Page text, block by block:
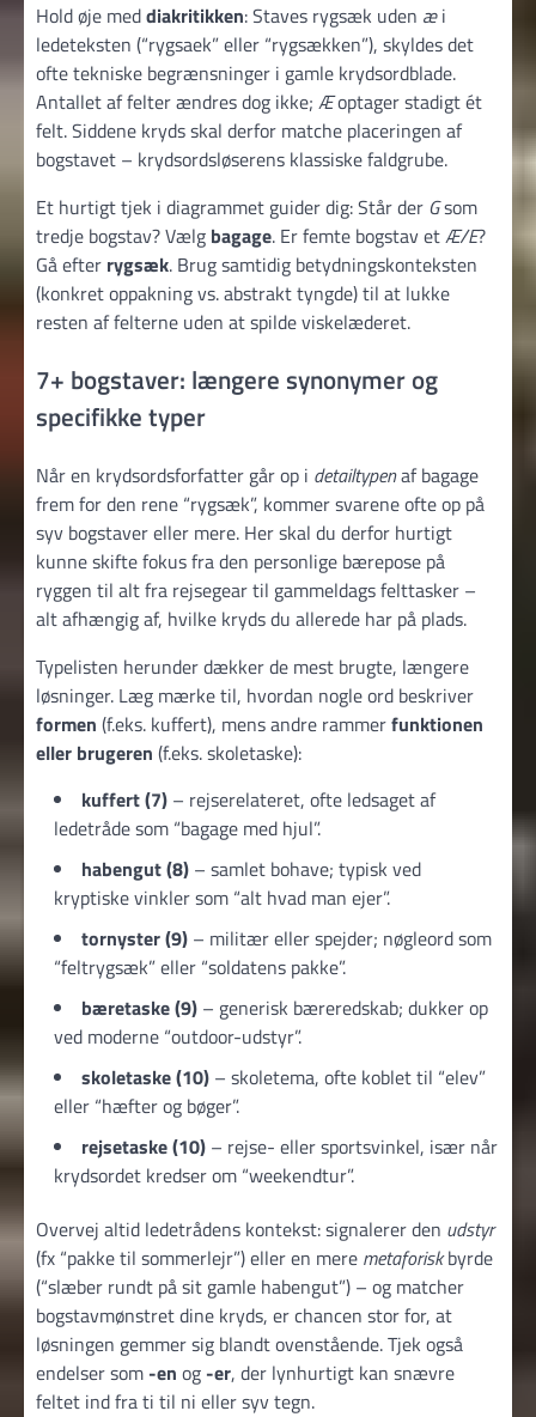
Hold øje meddiakritikken: Staves rygsæk uden æi
ledeteksten (“rygsaek” eller “rygsækken”), skyldes det
ofte tekniske begrænsninger i gamle krydsordblade.
Antallet af felter ændres dog ikke; Æoptager stadigt ét
felt. Siddene kryds skal derfor matche placeringen af
bogstavet – krydsordsløserens klassiske faldgrube.
Et hurtigt tjek i diagrammet guider dig: Står der Gsom
tredje bogstav? Vælg bagage. Er femte bogstav etÆ/E?
Gå efter rygsæk. Brug samtidig betydnings­konteksten
(konkret oppakning vs. abstrakt tyngde) til at lukke
resten af felterne uden at spilde viskelæderet.
7+ bogstaver: længere synonymer og
specifikke typer
Når en krydsordsforfatter går op i detailtypenaf bagage
frem for den rene “rygsæk”, kommer svarene ofte op på
syv bogstaver eller mere. Her skal du derfor hurtigt
kunne skifte fokus fra den personlige bærepose på
ryggen til alt fra rejsegear til gammeldags felttasker –
alt afhængig af, hvilke kryds du allerede har på plads.
Typelisten herunder dækker de mest brugte, længere
løsninger. Læg mærke til, hvordan nogle ord beskriver
formen (f.eks. kuffert), mens andre rammerfunktionen
eller brugeren (f.eks. skoletaske):
kuffert (7) – rejserelateret, ofte ledsaget af
ledetråde som “bagage med hjul”.
habengut (8) – samlet bohave; typisk ved
kryptiske vinkler som “alt hvad man ejer”.
tornyster (9) – militær eller spejder; nøgleord som
“feltrygsæk” eller “soldatens pakke”.
bæretaske (9) – generisk bæreredskab; dukker op
ved moderne “outdoor-udstyr”.
skoletaske (10) – skoletema, ofte koblet til “elev”
eller “hæfter og bøger”.
rejsetaske (10) – rejse- eller sportsvinkel, især når
krydsordet kredser om “weekendtur”.
Overvej altid ledetrådens kontekst: signalerer den udstyr
(fx “pakke til sommerlejr”) eller en mere metaforiskbyrde
(“slæber rundt på sit gamle habengut”) – og matcher
bogstavmønstret dine kryds, er chancen stor for, at
løsningen gemmer sig blandt ovenstående. Tjek også
endelser som -en og -er, der lynhurtigt kan snævre
feltet ind fra ti til ni eller syv tegn.